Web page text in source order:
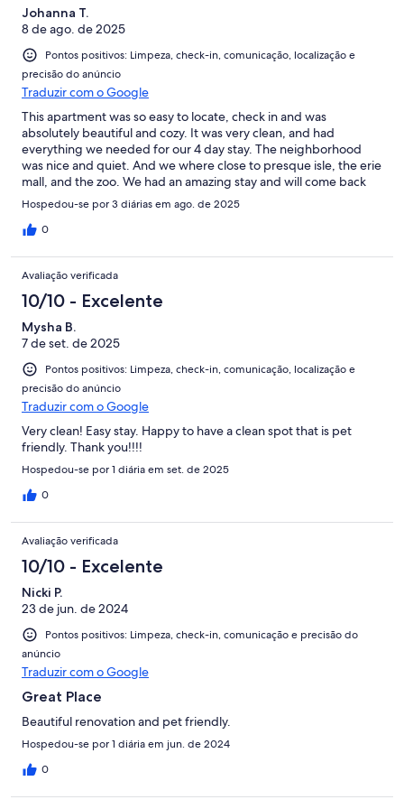
Johanna T.
8 de ago. de 2025
Pontos positivos: Limpeza, check-in, comunicação, localização e
precisão do anúncio
Traduzir com o Google
This apartment was so easy to locate, check in and was
absolutely beautiful and cozy. It was very clean, and had
everything we needed for our 4 day stay. The neighborhood
was nice and quiet. And we where close to presque isle, the erie
mall, and the zoo. We had an amazing stay and will come back
every year!
Hospedou-se por 3 diárias em ago. de 2025
0
Avaliação verificada
10/10 - Excelente
Mysha B.
7 de set. de 2025
Pontos positivos: Limpeza, check-in, comunicação, localização e
precisão do anúncio
Traduzir com o Google
Very clean! Easy stay. Happy to have a clean spot that is pet
friendly. Thank you!!!!
Hospedou-se por 1 diária em set. de 2025
0
Avaliação verificada
10/10 - Excelente
Nicki P.
23 de jun. de 2024
Pontos positivos: Limpeza, check-in, comunicação e precisão do
anúncio
Traduzir com o Google
Great Place
Beautiful renovation and pet friendly.
Hospedou-se por 1 diária em jun. de 2024
0